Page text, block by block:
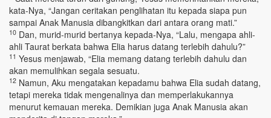
kata-Nya, “Jangan ceritakan penglihatan itu kepada siapa pun
sampai Anak Manusia dibangkitkan dari antara orang mati.”
10 Dan, murid-murid bertanya kepada-Nya, “Lalu, mengapa ahli-
ahli Taurat berkata bahwa Elia harus datang terlebih dahulu?”
11 Yesus menjawab, “Elia memang datang terlebih dahulu dan
akan memulihkan segala sesuatu.
12 Namun, Aku mengatakan kepadamu bahwa Elia sudah datang,
tetapi mereka tidak mengenalinya dan memperlakukannya
menurut kemauan mereka. Demikian juga Anak Manusia akan